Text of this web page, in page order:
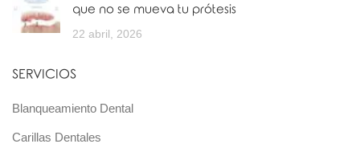
que no se mueva tu prótesis
22 abril, 2026
SERVICIOS
Blanqueamiento Dental
Carillas Dentales